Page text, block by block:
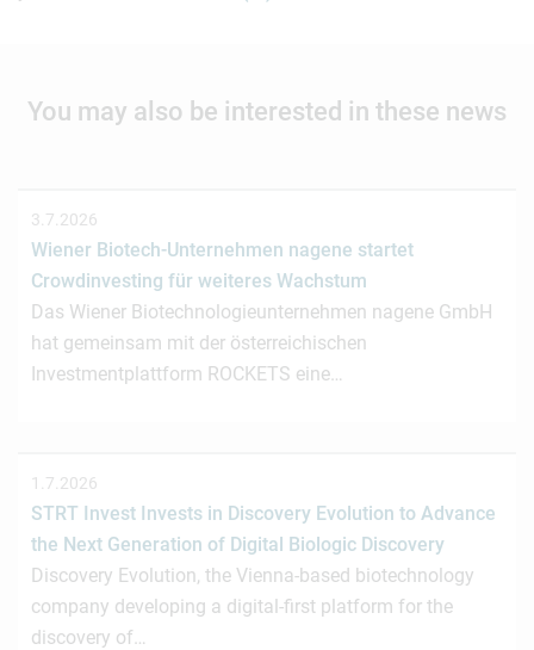
You may also be interested in these news
3.7.2026
Wiener Biotech-Unternehmen nagene startet
Crowdinvesting für weiteres Wachstum
Das Wiener Biotechnologieunternehmen nagene GmbH
hat gemeinsam mit der österreichischen
Investmentplattform ROCKETS eine…
1.7.2026
STRT Invest Invests in Discovery Evolution to Advance
the Next Generation of Digital Biologic Discovery
Discovery Evolution, the Vienna-based biotechnology
company developing a digital-first platform for the
discovery of…